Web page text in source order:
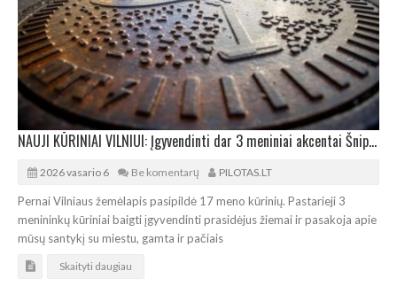
NAUJI KŪRINIAI VILNIUI: Įgyvendinti dar 3 meniniai akcentai Šnipiškėse ir Užupyje
2026 vasario 6 Be komentarų PILOTAS.LT
Pernai Vilniaus žemėlapis pasipildė 17 meno kūrinių. Pastarieji 3
menininkų kūriniai baigti įgyvendinti prasidėjus žiemai ir pasakoja apie
mūsų santykį su miestu, gamta ir pačiais
Skaityti daugiau